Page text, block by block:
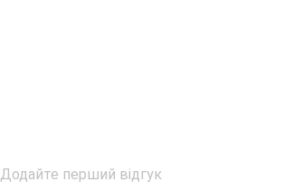
Додайте перший відгук